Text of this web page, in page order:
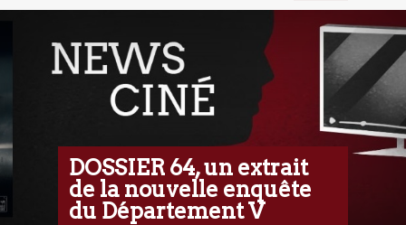
DOSSIER 64, un extrait
de la nouvelle enquête
du Département V